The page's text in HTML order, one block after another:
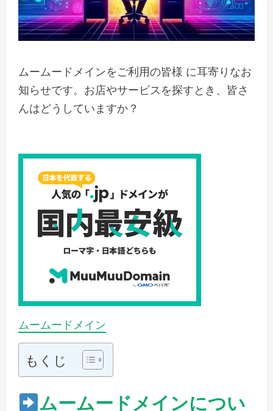
ムームードメインをご利用の皆様 に耳寄りなお
知らせです。お店やサービスを探すとき、皆さ
んはどうしていますか？
ムームードメイン
もくじ
ムームードメインについ